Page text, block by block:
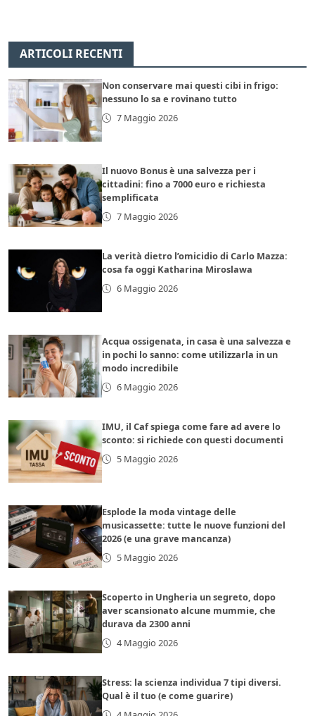
ARTICOLI RECENTI
Non conservare mai questi cibi in frigo:
nessuno lo sa e rovinano tutto
7 Maggio 2026
Il nuovo Bonus è una salvezza per i
cittadini: fino a 7000 euro e richiesta
semplificata
7 Maggio 2026
La verità dietro l’omicidio di Carlo Mazza:
cosa fa oggi Katharina Miroslawa
6 Maggio 2026
Acqua ossigenata, in casa è una salvezza e
in pochi lo sanno: come utilizzarla in un
modo incredibile
6 Maggio 2026
IMU, il Caf spiega come fare ad avere lo
sconto: si richiede con questi documenti
5 Maggio 2026
Esplode la moda vintage delle
musicassette: tutte le nuove funzioni del
2026 (e una grave mancanza)
5 Maggio 2026
Scoperto in Ungheria un segreto, dopo
aver scansionato alcune mummie, che
durava da 2300 anni
4 Maggio 2026
Stress: la scienza individua 7 tipi diversi.
Qual è il tuo (e come guarire)